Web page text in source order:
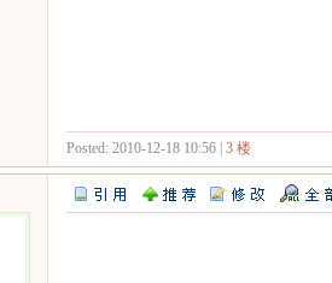
Posted: 2010-12-18 10:56 | 3 楼